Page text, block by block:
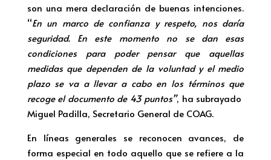
son una mera declaración de buenas intenciones.
“En un marco de confianza y respeto, nos daría
seguridad. En este momento no se dan esas
condiciones para poder pensar que aquellas
medidas que dependen de la voluntad y el medio
plazo se va a llevar a cabo en los términos que
recoge el documento de 43 puntos”, ha subrayado
Miguel Padilla, Secretario General de COAG.
En líneas generales se reconocen avances, de
forma especial en todo aquello que se refiere a la